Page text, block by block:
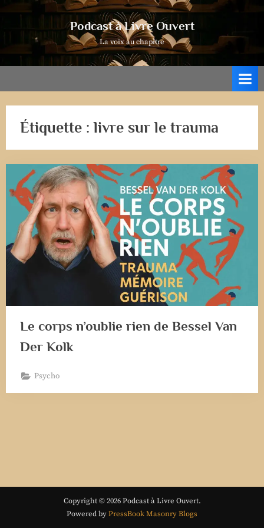
Podcast à Livre Ouvert
La voix au chapitre
Étiquette :livre sur le trauma
Le corps n’oublie rien de Bessel Van
Der Kolk
Psycho
Copyright © 2026 Podcast à Livre Ouvert.
Powered byPressBook Masonry Blogs